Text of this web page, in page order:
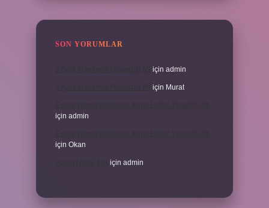
SON YORUMLAR
için admin
için Murat
için admin
için Okan
için admin